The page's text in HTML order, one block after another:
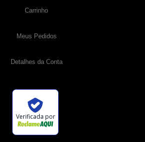
Carrinho
Meus Pedidos
Detalhes da Conta
Verificada por